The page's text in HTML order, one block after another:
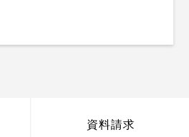
資料請求